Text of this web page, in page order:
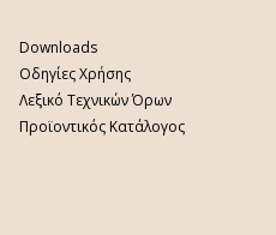
Downloads
Οδηγίες Χρήσης
Λεξικό Τεχνικών Όρων
Προϊοντικός Κατάλογος